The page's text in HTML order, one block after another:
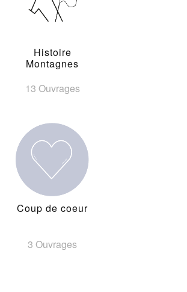
Histoire
Montagnes
13 Ouvrages
Coup de coeur
3 Ouvrages